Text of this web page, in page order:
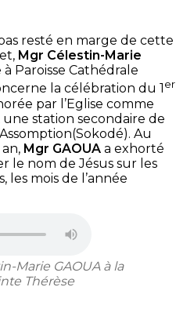
resté en marge de cette
Mgr Célestin-Marie
Paroisse Cathédrale
la célébration du 1 er
par l’Eglise comme
une station secondaire de
Au
Mgr GAOUA a exhorté
le nom de Jésus sur les
les mois de l’année
Marie GAOUA à la
Thérèse